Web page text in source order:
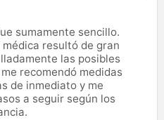
sumamente sencillo.
resultó de gran
las posibles
recomendó medidas
de inmediato y me
a seguir según los